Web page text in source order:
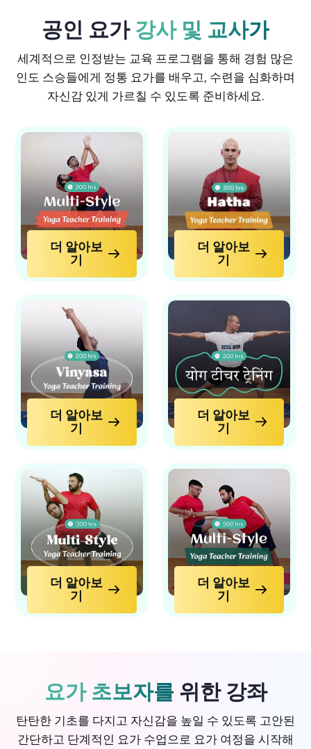
공인 요가 강사 및 교사가
세계적으로 인정받는 교육 프로그램을 통해 경험 많은
인도 스승들에게 정통 요가를 배우고, 수련을 심화하며
자신감 있게 가르칠 수 있도록 준비하세요.
더 알아보
기
더 알아보
기
더 알아보
기
더 알아보
기
더 알아보
기
더 알아보
기
요가 초보자를 위한 강좌
탄탄한 기초를 다지고 자신감을 높일 수 있도록 고안된
간단하고 단계적인 요가 수업으로 요가 여정을 시작해